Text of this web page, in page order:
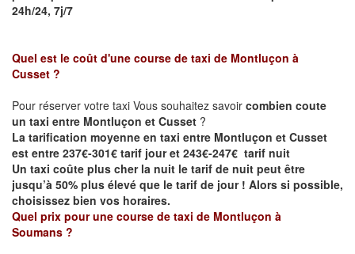
24h/24, 7j/7
Quel est le coût d'une course de taxi de Montluçon à
Cusset ?
Pour réserver votre taxi Vous souhaitez savoir combien coute
un taxi entre Montluçon et Cusset ?
La tarification moyenne en taxi entre Montluçon et Cusset
est entre 237€-301€ tarif jour et 243€-247€ tarif nuit
Un taxi coûte plus cher la nuit le tarif de nuit peut être
jusqu’à 50% plus élevé que le tarif de jour ! Alors si possible,
choisissez bien vos horaires.
Quel prix pour une course de taxi de Montluçon à
Soumans ?